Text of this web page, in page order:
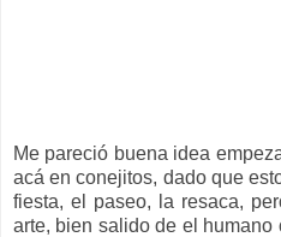
Me pareció buena idea
acá en conejitos, dado que
fiesta, el paseo, la resaca,
arte, bien salido de el humano